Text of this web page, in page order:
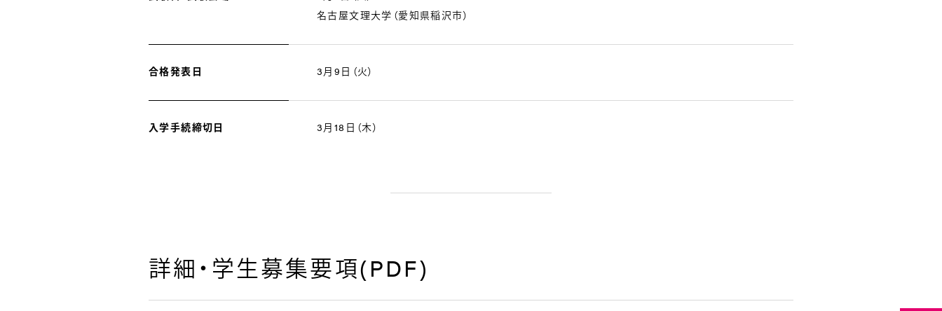
名古屋文理大学（愛知県稲沢市）
合格発表日 3月9日（火）
入学手続締切日 3月18日（木）
詳細・学生募集要項(PDF)